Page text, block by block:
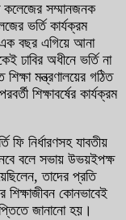
কলেজের সম্মানজনক
ভর্তি কার্যক্রম
এক বছর এগিয়ে আনা
ঢাবির অধীনে ভর্তি না
শিক্ষা মন্ত্রণালয়ের গঠিত
শিক্ষাবর্ষের কার্যক্রম
ফি নির্ধারণসহ যাবতীয়
বলে সভায় ‍উভয়ইপক্ষ
তাদের প্রতি
শিক্ষাজীবন কোনভাবেই
জানানো হয়।